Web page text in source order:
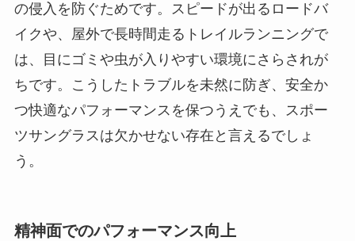
の侵入を防ぐためです。スピードが出るロードバ
イクや、屋外で長時間走るトレイルランニングで
は、目にゴミや虫が入りやすい環境にさらされが
ちです。こうしたトラブルを未然に防ぎ、安全か
つ快適なパフォーマンスを保つうえでも、スポー
ツサングラスは欠かせない存在と言えるでしょ
う。
精神面でのパフォーマンス向上